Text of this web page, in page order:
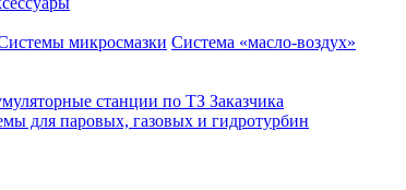
микросмазки Система «масло-воздух»
станции по ТЗ Заказчика
для паровых, газовых и гидротурбин